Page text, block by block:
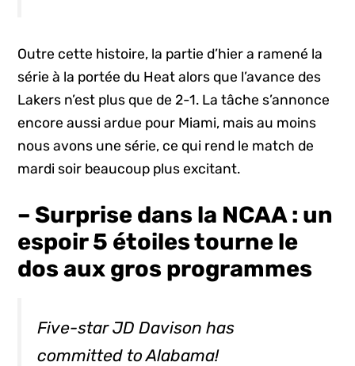
Outre cette histoire, la partie d’hier a ramené la
série à la portée du Heat alors que l’avance des
Lakers n’est plus que de 2-1. La tâche s’annonce
encore aussi ardue pour Miami, mais au moins
nous avons une série, ce qui rend le match de
mardi soir beaucoup plus excitant.
– Surprise dans la NCAA : un
espoir 5 étoiles tourne le
dos aux gros programmes
Five-star JD Davison has
committed to Alabama!